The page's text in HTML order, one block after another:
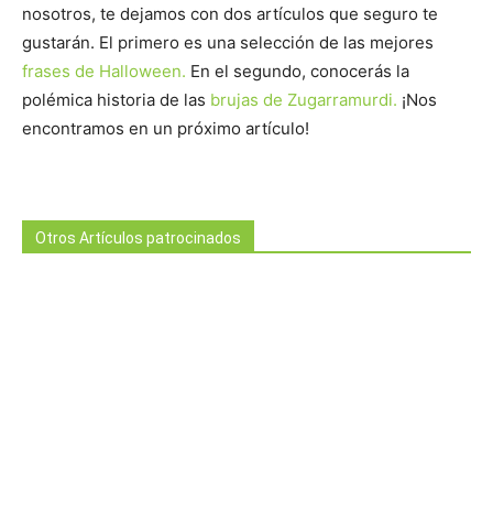
nosotros, te dejamos con dos artículos que seguro te
gustarán. El primero es una selección de las mejores
frases de Halloween. En el segundo, conocerás la
polémica historia de las brujas de Zugarramurdi. ¡Nos
encontramos en un próximo artículo!
Otros Artículos patrocinados